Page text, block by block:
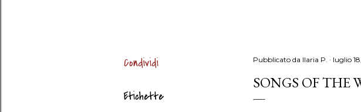
Condividi
Etichette
Pubblicato da Ilaria P. luglio
SONGS OF THE